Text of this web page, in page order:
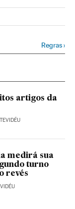
Regras›
artigos da
medirá sua
turno
revés